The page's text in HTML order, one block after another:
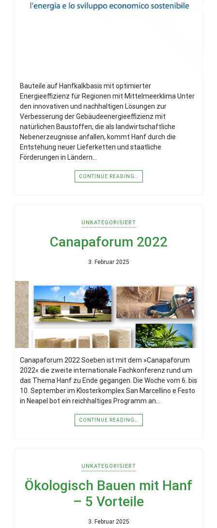
Bauteile auf Hanfkalkbasis mit optimierter
Energieeffizienz für Regionen mit Mittelmeerklima Unter
den innovativen und nachhaltigen Lösungen zur
Verbesserung der Gebäudeenergieeffizienz mit
natürlichen Baustoffen, die als landwirtschaftliche
Nebenerzeugnisse anfallen, kommt Hanf durch die
Entstehung neuer Lieferketten und staatliche
Förderungen in Ländern…
CONTINUE READING…
UNKATEGORISIERT
Canapaforum 2022
3. Februar 2025
Canapaforum 2022 Soeben ist mit dem »Canapaforum
2022« die zweite internationale Fachkonferenz rund um
das Thema Hanf zu Ende gegangen. Die Woche vom 6. bis
10. September im Klosterkomplex San Marcellino e Festo
in Neapel bot ein reichhaltiges Programm an…
CONTINUE READING…
UNKATEGORISIERT
Ökologisch Bauen mit Hanf
– 5 Vorteile
3. Februar 2025